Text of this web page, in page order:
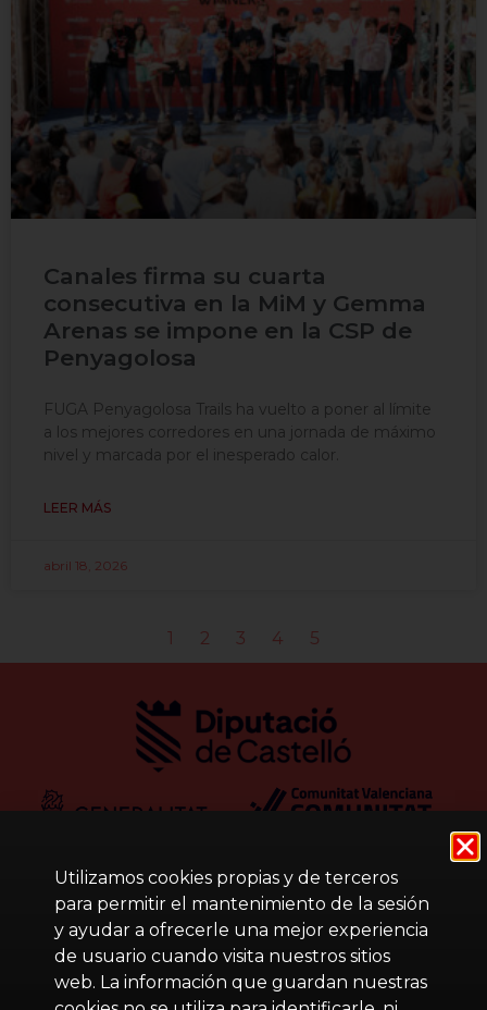
Canales firma su cuarta
consecutiva en la MiM y Gemma
Arenas se impone en la CSP de
Penyagolosa
FUGA Penyagolosa Trails ha vuelto a poner al límite
a los mejores corredores en una jornada de máximo
nivel y marcada por el inesperado calor.
LEER MÁS
abril 18, 2026
1 2 3 4 5
Utilizamos cookies propias y de terceros
para permitir el mantenimiento de la sesión
y ayudar a ofrecerle una mejor experiencia
de usuario cuando visita nuestros sitios
web. La información que guardan nuestras